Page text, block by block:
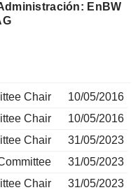
EnBW
Chair
10/05/2016
Chair
10/05/2016
Chair
31/05/2023
31/05/2023
Chair
31/05/2023